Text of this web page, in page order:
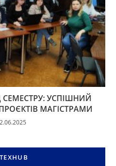
УСПІШНИЙ
МАГІСТРАМИ